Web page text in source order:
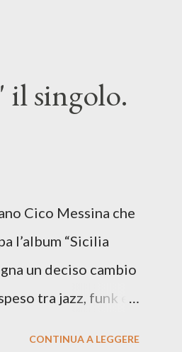
il singolo.
Cico Messina che
l’album “Sicilia
un deciso cambio
tra jazz, funk e
CONTINUA A LEGGERE